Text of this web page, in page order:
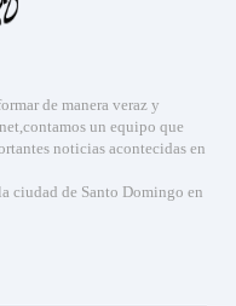
de manera veraz y
un equipo que
noticias acontecidas en
ciudad de Santo Domingo en